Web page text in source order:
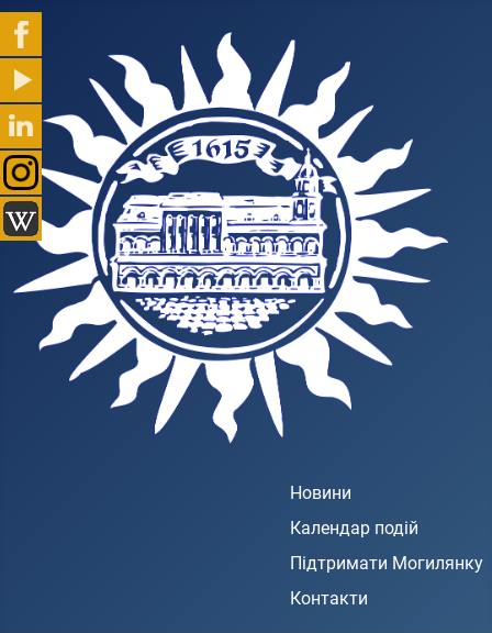
Новини
Календар подій
Підтримати Могилянку
Контакти